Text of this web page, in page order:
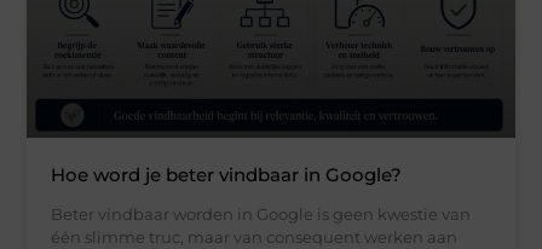
Hoe word je beter vindbaar in Google?
Beter vindbaar worden in Google is geen kwestie van
één slimme truc, maar van consequent werken aan